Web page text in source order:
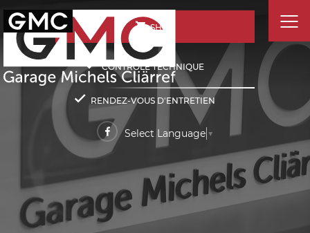
SHOP
CONTRÔLE TECHNIQUE
RENDEZ-VOUS D'ENTRETIEN
Select Language ▼